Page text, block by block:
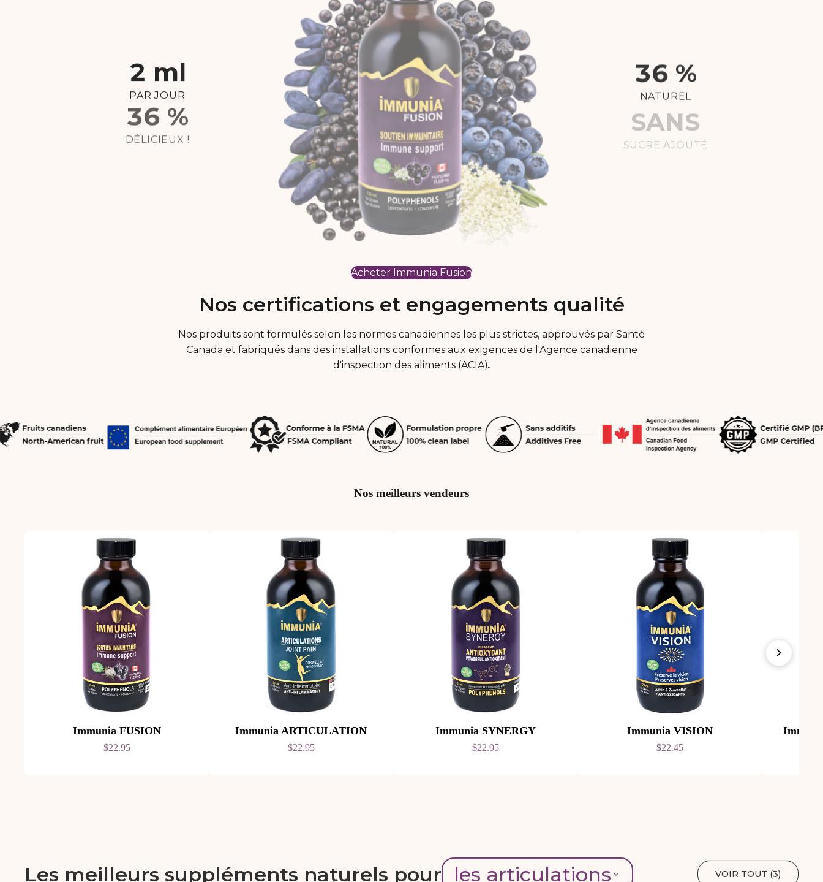
5 ml
PAR JOUR
100 %
DÉLICIEUX !
100 %
NATUREL
SANS
Acheter Immunia Fusion
Nos certifications et engagements qualité
Nos produits sont formulés selon les normes canadiennes les plus strictes, approuvés par Santé
Canada et fabriqués dans des installations conformes aux exigences de l'Agence canadienne
d'inspection des aliments (ACIA).
Nos meilleurs vendeurs
Immunia FUSION
$22.95
Immunia ARTICULATION
$22.95
Immunia SYNERGY
$22.95
Immunia VISION
$22.45
Les meilleurs suppléments naturels pour les articulations VOIR TOUT (3)